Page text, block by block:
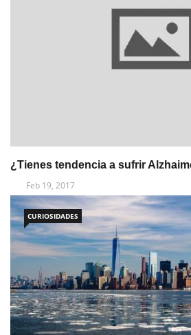
¿Tienes tendencia a sufrir
Feb 19, 2017
CURIOSIDADES